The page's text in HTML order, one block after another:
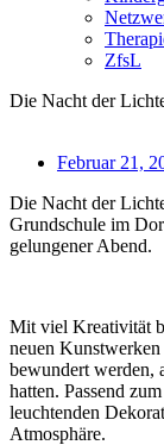
ZfsL
Die Nacht der
Februar 21,
Die Nacht der
Grundschule im
gelungener Abend.
Mit viel Kreativität
neuen
bewundert werden,
hatten. Passend
leuchtenden
Atmosphäre.